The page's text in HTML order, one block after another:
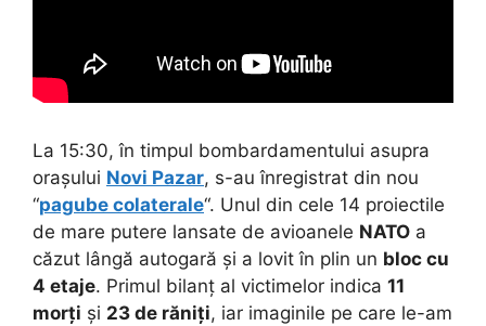
La 15:30, în timpul bombardamentului asupra
orașului Novi Pazar, s-au înregistrat din nou
“pagube colaterale“. Unul din cele 14 proiectile
de mare putere lansate de avioanele NATO a
căzut lângă autogară și a lovit în plin un bloc cu
4 etaje. Primul bilanț al victimelor indica 11
morți și 23 de răniți, iar imaginile pe care le-am